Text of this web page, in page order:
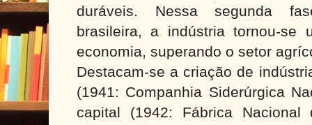
duráveis. Nessa segunda
brasileira, a indústria tornou-se
economia, superando o setor
Destacam-se a criação de
(1941: Companhia Siderúrgica
capital (1942: Fábrica